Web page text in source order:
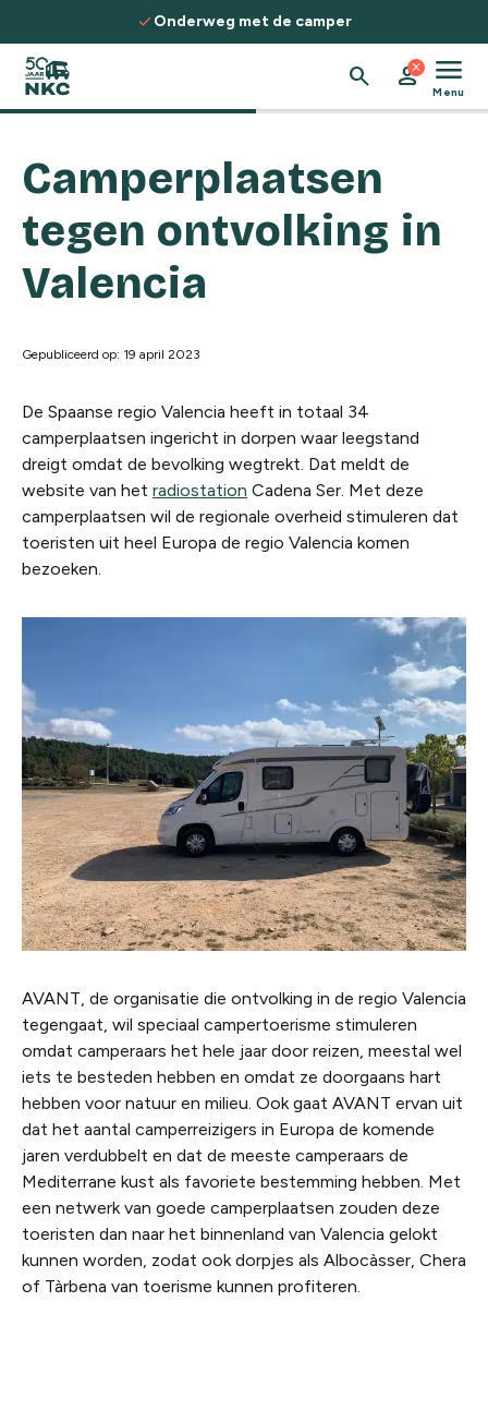
Spring naar de inhoud
checkOnderweg met de camper
search person
close menu
Menu
Camperplaatsen
tegen ontvolking in
Valencia
Gepubliceerd op: 19 april 2023
De Spaanse regio Valencia heeft in totaal 34
camperplaatsen ingericht in dorpen waar leegstand
dreigt omdat de bevolking wegtrekt. Dat meldt de
website van het radiostation Cadena Ser. Met deze
camperplaatsen wil de regionale overheid stimuleren dat
toeristen uit heel Europa de regio Valencia komen
bezoeken.
AVANT, de organisatie die ontvolking in de regio Valencia
tegengaat, wil speciaal campertoerisme stimuleren
omdat camperaars het hele jaar door reizen, meestal wel
iets te besteden hebben en omdat ze doorgaans hart
hebben voor natuur en milieu. Ook gaat AVANT ervan uit
dat het aantal camperreizigers in Europa de komende
jaren verdubbelt en dat de meeste camperaars de
Mediterrane kust als favoriete bestemming hebben. Met
een netwerk van goede camperplaatsen zouden deze
toeristen dan naar het binnenland van Valencia gelokt
kunnen worden, zodat ook dorpjes als Albocàsser, Chera
of Tàrbena van toerisme kunnen profiteren.